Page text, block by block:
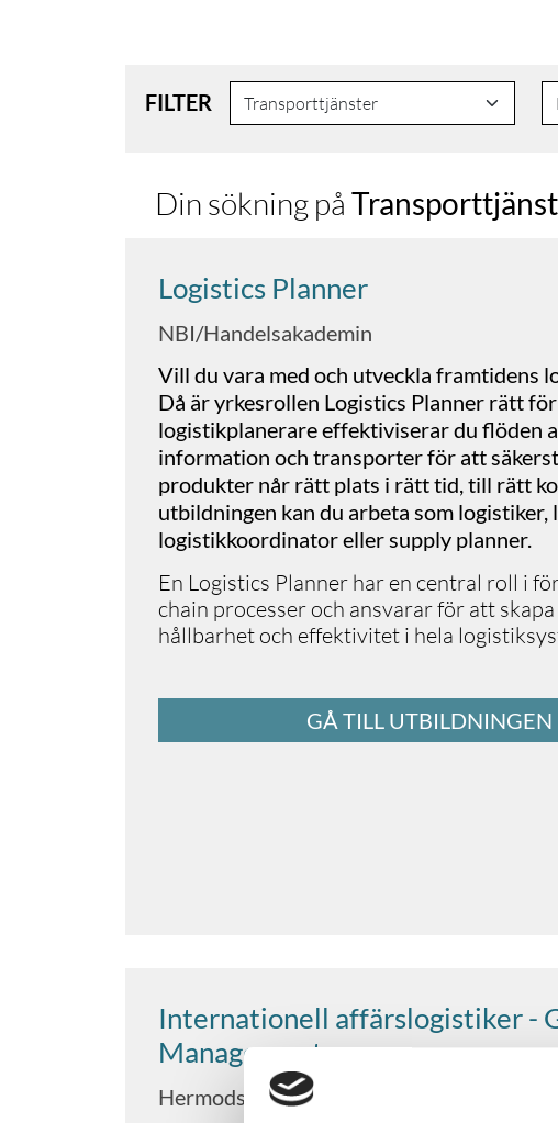
FILTER
Din sökning på
Logistics Planner
NBI/Handelsakademin
Vill du vara med och utveckla framtidens
Då är yrkesrollen Logistics Planner rätt för
logistikplanerare effektiviserar du flöden
information och transporter för att
produkter når rätt plats i rätt tid, till rätt
utbildningen kan du arbeta som logistiker,
logistikkoordinator eller supply planner.
En Logistics Planner har en central roll i
chain processer och ansvarar för att
hållbarhet och effektivitet i hela
GÅ TILL UTBILDNINGEN
Internationell affärslogistiker -
Management
Hermods Yrkeshögskola